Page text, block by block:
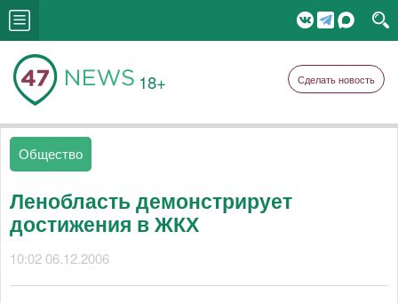
18+ Сделать новость
Общество
Ленобласть демонстрирует
достижения в ЖКХ
10:02 06.12.2006